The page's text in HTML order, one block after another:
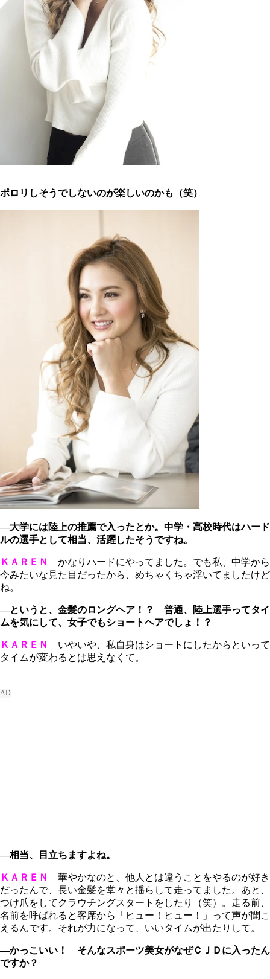
ポロリしそうでしないのが楽しいのかも（笑）
―大学には陸上の推薦で入ったとか。中学・高校時代はハード
ルの選手として相当、活躍したそうですね。
ＫＡＲＥＮ
かなりハードにやってました。でも私、中学から
今みたいな見た目だったから、めちゃくちゃ浮いてましたけど
ね。
―というと、金髪のロングヘア！？ 普通、陸上選手ってタイ
ムを気にして、女子でもショートヘアでしょ！？
ＫＡＲＥＮ
いやいや、私自身はショートにしたからといって
タイムが変わるとは思えなくて。
―相当、目立ちますよね。
ＫＡＲＥＮ
華やかなのと、他人とは違うことをやるのが好き
だったんで、長い金髪を堂々と揺らして走ってました。あと、
つけ爪をしてクラウチングスタートをしたり（笑）。走る前、
名前を呼ばれると客席から「ヒュー！ヒュー！」って声が聞こ
えるんです。それが力になって、いいタイムが出たりして。
―かっこいい！ そんなスポーツ美女がなぜＣＪＤに入ったん
ですか？